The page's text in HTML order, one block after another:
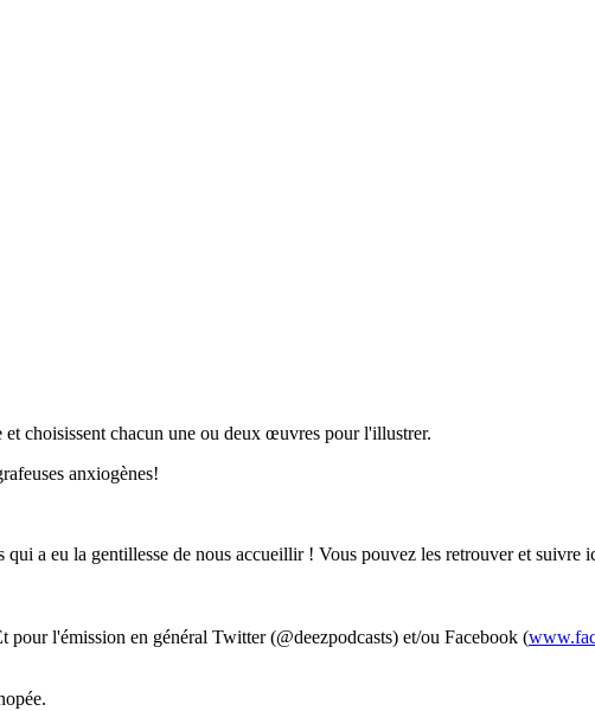
choisissent chacun une ou deux œuvres pour l'illustrer.
anxiogènes!
a eu la gentillesse de nous accueillir ! Vous pouvez les retrouver et suivre
l'émission en général Twitter (@deezpodcasts) et/ou Facebook (